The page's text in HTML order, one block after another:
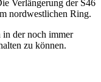
Verlängerung der S46
nordwestlichen Ring.
in der noch immer
zu können.